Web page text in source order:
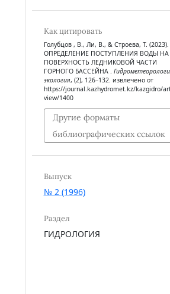
Как цитировать
Голубцов , В., Ли, В., & Строева, Т. (2023).
ОПРЕДЕЛЕНИЕ ПОСТУПЛЕНИЯ ВОДЫ НА
ПОВЕРХНОСТЬ ЛЕДНИКОВОЙ ЧАСТИ
ГОРНОГО БАССЕЙНА .
экология, (2), 126–132. извлечено от
https://journal.kazhydromet.kz/kazgidro/
view/1400
Другие форматы
библиографических ссылок
Выпуск
№ 2 (1996)
Раздел
ГИДРОЛОГИЯ